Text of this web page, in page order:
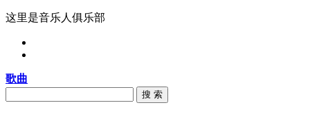
这里是音乐人俱乐部
歌曲
搜 索